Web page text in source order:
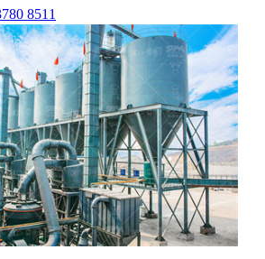
8511